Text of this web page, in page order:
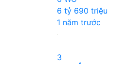
6 tỷ 690 triệu
1 năm trước
3